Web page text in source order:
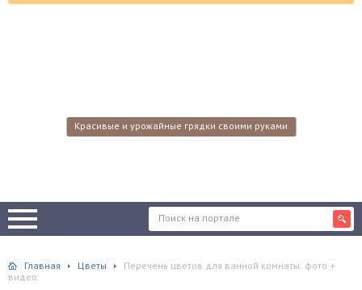
Красивые и урожайные грядки своими руками
Главная Цветы
Перечень цветов для ванной комнаты: фото +
видео